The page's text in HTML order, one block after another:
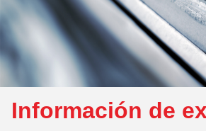
Información de